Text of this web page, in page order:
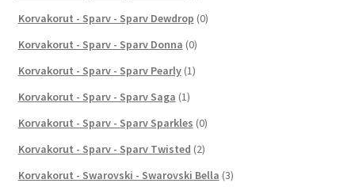
Korvakorut - Sparv - Sparv Dewdrop (0)
Korvakorut - Sparv - Sparv Donna (0)
Korvakorut - Sparv - Sparv Pearly (1)
Korvakorut - Sparv - Sparv Saga (1)
Korvakorut - Sparv - Sparv Sparkles (0)
Korvakorut - Sparv - Sparv Twisted (2)
Korvakorut - Swarovski - Swarovski Bella (3)